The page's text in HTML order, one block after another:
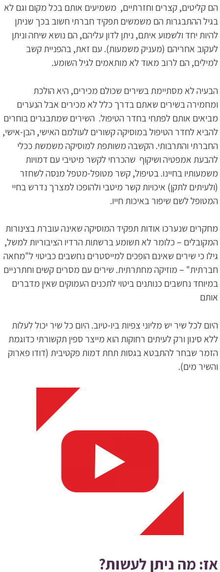
הם קליטים, קצרים וחזרתיים, משמיעים אותם בכל מקום וגם לא
בגיל ההתבגרות הם משמשים תפקיד חברתי חשוב בכך שניתן
להיות יחד ולשמוע איתם, ניתן לדון עליהם, הם נושא שיחה וניתן
לעקוב אחריהם (מעניק משמעות). עם זאת, בהפניית קשב
למילים, הם לרוב מאוד לא מותאמים לגיל השומע.
הבעיה לא מסתיימת בשירים שכולם מכירים, היא הולכת
ומחמירה בשירים שאתם בדרך כלל לא מכירים אבל הנערים
מביאים אותם לפתחי בחדר הטיפול. השירים שמתבגרים בוחרים
להביא לחדר הטיפול במוסיקה קשורים לעולמם האישי, הבן-אישי,
החברתי והתרבותי. הקשבה משותפת למוסיקה משמשת ככלי
להבעת אמפטיה ושיקוף שהכרחי לקשר מיטיבי עם דמויות
משמעותיו בחיינו. בטיפול, קשר מטופל-מטפל מנסה לשחזר
(ולעיתים לתקן) איכויות קשר מיטבי ולהופכו למצרך נדרש בחיי
המטופל לשם שיפור באיכות חייו.
מחקרים שנערכו אודות תפקיד המוסיקה שאינה עוברת בצינורות
המקובלים – כלומר לא תשומע ברשתות הרדיו הציבוריות למשל,
גילו כי שירים שאינם הופכים למייסטרים נחשבים כביטוי ל"מחאה
חברתית" – מוזיקה מחתרתית. שירים עם מסרים קשים וחתרניים
במיוחד נחשבים כנותנים ביטוי לתכנים העמוקים שאין מדברים
אותם
היום לכל שיר יש מליוני צפיות ביו-טיוב. היום כל שיר יכול לעלות
ללא סינון ורק לעיתים רחוקות הוא מייצר ספין תקשורתי כדוגמת
הזמר שבחר להתבטא בגסות תחת דמות פקטיבית (דודו פארוק
והשיר מים).
אז: מה ניתן לעשות?